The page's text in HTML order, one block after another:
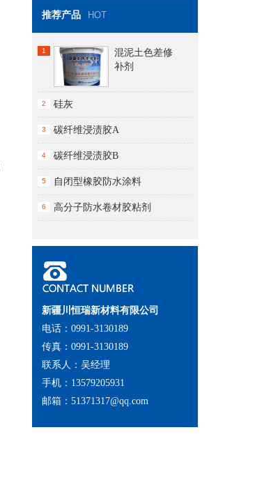
推荐产品 HOT
1
混泥土色差修
补剂
2 硅灰
3 碳纤维浸渍胶A
4 碳纤维浸渍胶B
5 自闭型橡胶防水涂料
6 高分子防水卷材胶粘剂
新疆川恒瑞新材料有限公司
电话：0991-3130189
传真：0991-3130189
联系人：吴经理
手机：13579205931
邮箱：51371317@qq.com